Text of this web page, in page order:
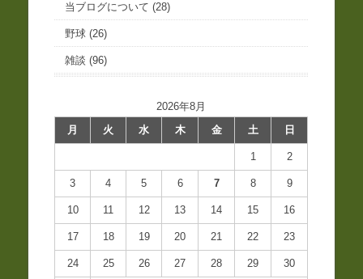
当ブログについて (28)
野球 (26)
雑談 (96)
2026年8月
月
火 水 木 金 土 日
1 2
3 4 5 6 7 8 9
10 11 12 13 14 15 16
17 18 19 20 21 22 23
24 25 26 27 28 29 30